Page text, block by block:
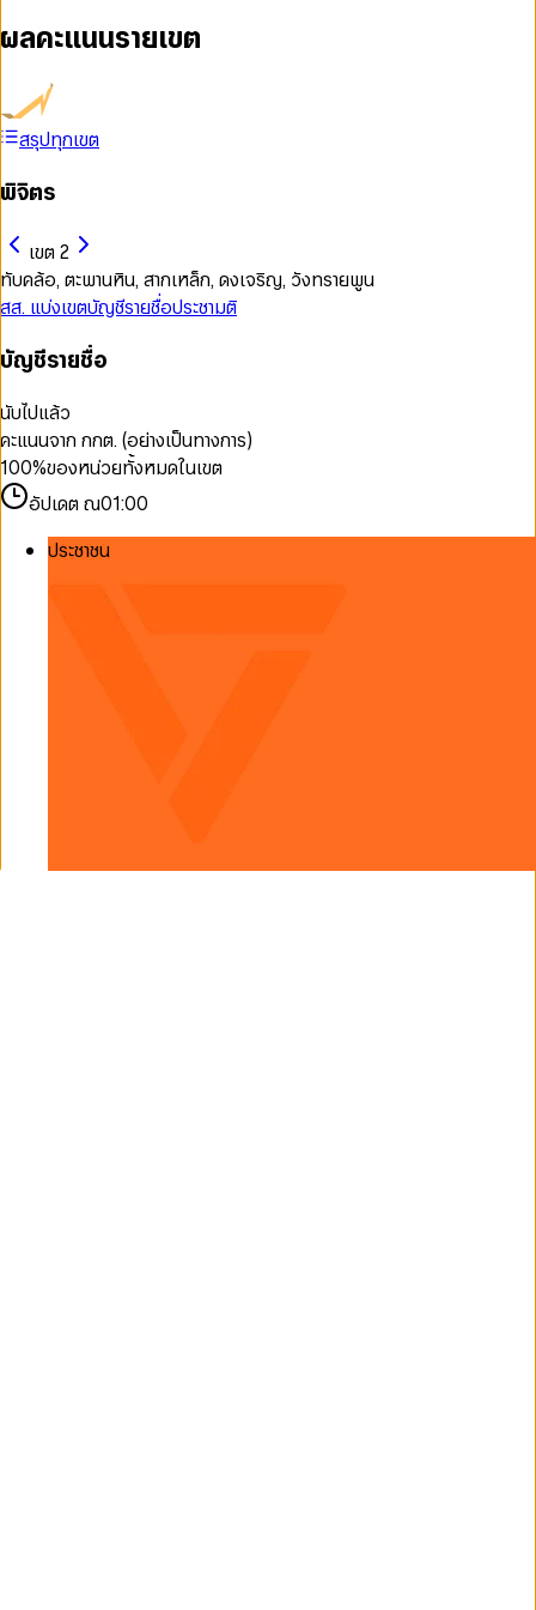
ผลคะแนนรายเขต
สรุปทุกเขต
พิจิตร
เขต 2
ทับคล้อ, ตะพานหิน, สากเหล็ก, ดงเจริญ, วังทรายพูน
สส. แบ่งเขตบัญชีรายชื่อประชามติ
บัญชีรายชื่อ
นับไปแล้ว
คะแนนจาก กกต. (อย่างเป็นทางการ)
100%ของหน่วยทั้งหมดในเขต
อัปเดต ณ01:00
ประชาชน